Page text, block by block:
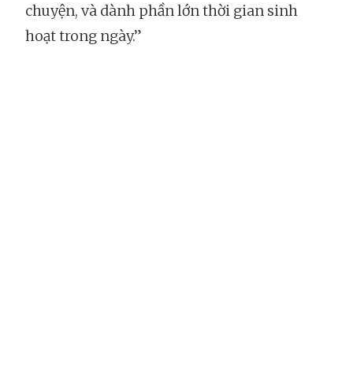
chuyện, và dành phần lớn thời gian sinh
hoạt trong ngày.”